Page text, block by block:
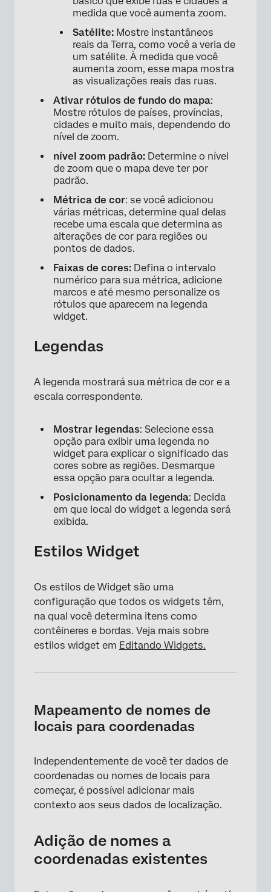
×
medida que você aumenta zoom.
Satélite: Mostre instantâneos
reais da Terra, como você a veria de
um satélite. À medida que você
aumenta zoom, esse mapa mostra
as visualizações reais das ruas.
Ativar rótulos de fundo do mapa:
Mostre rótulos de países, províncias,
cidades e muito mais, dependendo do
nível de zoom.
nível zoom padrão: Determine o nível
de zoom que o mapa deve ter por
padrão.
Métrica de cor: se você adicionou
várias métricas, determine qual delas
recebe uma escala que determina as
alterações de cor para regiões ou
pontos de dados.
Faixas de cores: Defina o intervalo
numérico para sua métrica, adicione
marcos e até mesmo personalize os
rótulos que aparecem na legenda
widget.
Legendas
A legenda mostrará sua métrica de cor e a
escala correspondente.
Mostrar legendas: Selecione essa
opção para exibir uma legenda no
widget para explicar o significado das
cores sobre as regiões. Desmarque
essa opção para ocultar a legenda.
Posicionamento da legenda: Decida
em que local do widget a legenda será
exibida.
Estilos Widget
Os estilos de Widget são uma
configuração que todos os widgets têm,
na qual você determina itens como
contêineres e bordas. Veja mais sobre
estilos widget em Editando Widgets.
Mapeamento de nomes de
locais para coordenadas
Independentemente de você ter dados de
coordenadas ou nomes de locais para
começar, é possível adicionar mais
contexto aos seus dados de localização.
Adição de nomes a
coordenadas existentes